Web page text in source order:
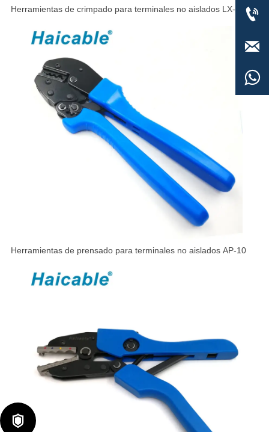
Herramientas de crimpado para terminales no aislados LX-10
Herramientas de prensado para terminales no aislados AP-10



